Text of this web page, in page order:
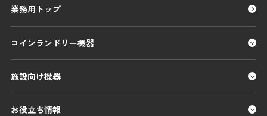
業務用トップ
コインランドリー機器
施設向け機器
お役立ち情報